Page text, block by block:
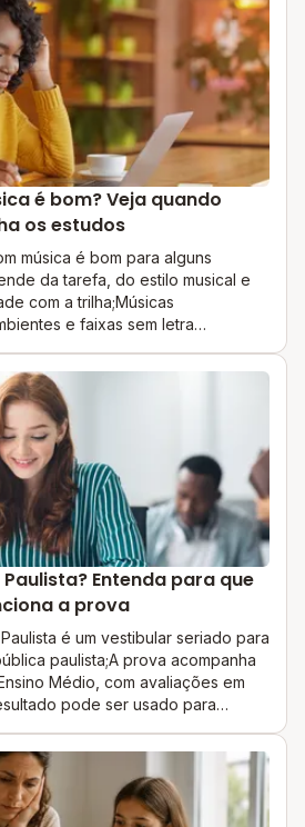
como 6 meses de inglês
e acesso aos cursos da
ideal para o seu filho ou filha
é bom? Veja quando
os estudos
música é bom para alguns
da tarefa, do estilo musical e
com a trilha;Músicas
e faixas sem letra
memorização;Pais e responsáveis
tempo de foco e qualidade
se a música ajuda ou
música é bom? A resposta mais
alguns estudantes,...
Entenda para que
a prova
é um vestibular seriado para
paulista;A prova acompanha
Médio, com avaliações em
pode ser usado para
o Provão Paulista é importante
Médio da rede pública de São
no ensino superior. A prova
uma forma de acesso a